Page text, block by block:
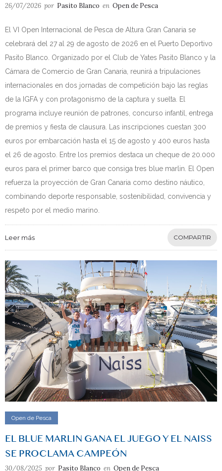
26/07/2026 por Pasito Blanco en Open de Pesca
El VI Open Internacional de Pesca de Altura Gran Canaria se
celebrará del 27 al 29 de agosto de 2026 en el Puerto Deportivo
Pasito Blanco. Organizado por el Club de Yates Pasito Blanco y la
Cámara de Comercio de Gran Canaria, reunirá a tripulaciones
internacionales en dos jornadas de competición bajo las reglas
de la IGFA y con protagonismo de la captura y suelta. El
programa incluye reunión de patrones, concurso infantil, entrega
de premios y fiesta de clausura. Las inscripciones cuestan 300
euros por embarcación hasta el 15 de agosto y 400 euros hasta
el 26 de agosto. Entre los premios destaca un cheque de 20.000
euros para el primer barco que consiga tres blue marlin. El Open
refuerza la proyección de Gran Canaria como destino náutico,
combinando deporte responsable, sostenibilidad, convivencia y
respeto por el medio marino.
Leer más COMPARTIR
Open de Pesca
EL BLUE MARLIN GANA EL JUEGO Y EL NAISS
SE PROCLAMA CAMPEÓN
30/08/2025 por Pasito Blanco en Open de Pesca